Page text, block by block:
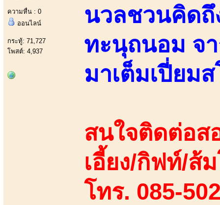
ความหื่น : 0
ออนไลน์
กระทู้: 71,727
โพสต์: 4,937
นวลชวนคิดถึ
ทะนุถนอม จา
มาเต็มเปี่ยม
สนใจติดต่อส
เอี้ยง/กิฟท์/ส้
โทร. 085-